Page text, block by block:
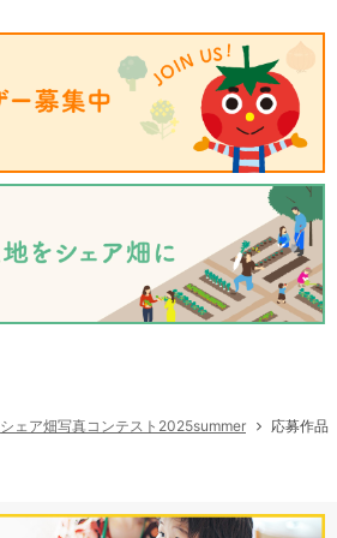
シェア畑写真コンテスト2025summer 応募作品